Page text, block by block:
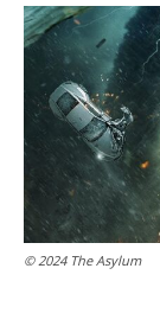
© 2024 The Asylum